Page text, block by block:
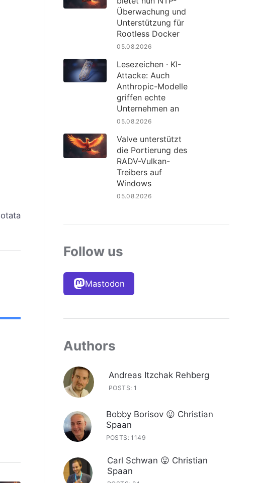
Überwachung und
Unterstützung für
Rootless Docker
05.08.2026
Lesezeichen · KI-
Attacke: Auch
Anthropic-Modelle
griffen echte
Unternehmen an
05.08.2026
Valve unterstützt
die Portierung des
RADV-Vulkan-
Treibers auf
Windows
05.08.2026
Follow us
Mastodon
Authors
Andreas Itzchak Rehberg
POSTS: 1
Bobby Borisov 😛 Christian
Spaan
POSTS: 1149
Carl Schwan 😛 Christian
Spaan